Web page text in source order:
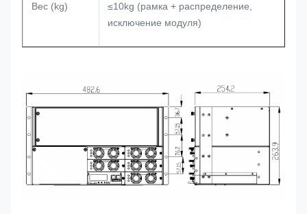
Вес (kg)
≤10kg (рамка + распределение,
исключение модуля)